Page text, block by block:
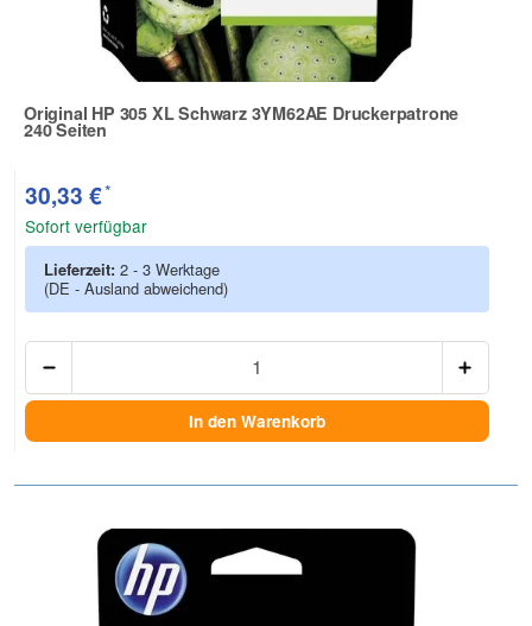
Original HP 305 XL Schwarz 3YM62AE Druckerpatrone
240 Seiten
Zur Artikelbewertung
30,33 €*
Sofort verfügbar
Lieferzeit: 2 - 3 Werktage
(DE - Ausland abweichend)
In den Warenkorb